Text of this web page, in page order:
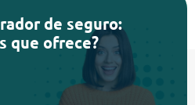
de seguro:
que ofrece?